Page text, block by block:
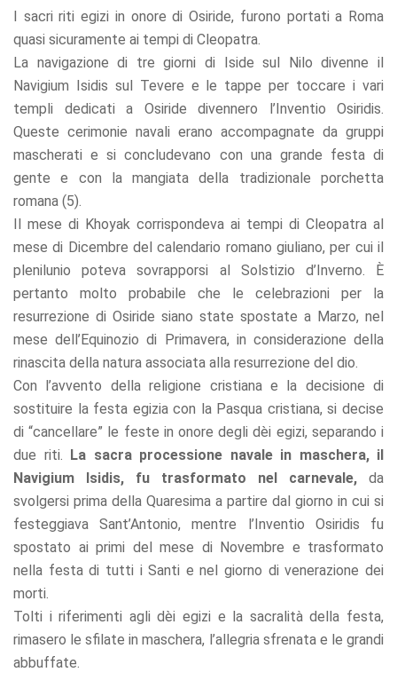
I sacri riti egizi in onore di Osiride, furono portati a Roma
quasi sicuramente ai tempi di Cleopatra.
La navigazione di tre giorni di Iside sul Nilo divenne il
Navigium Isidis sul Tevere e le tappe per toccare i vari
templi dedicati a Osiride divennero l’Inventio Osiridis.
Queste cerimonie navali erano accompagnate da gruppi
mascherati e si concludevano con una grande festa di
gente e con la mangiata della tradizionale porchetta
romana (5).
Il mese di Khoyak corrispondeva ai tempi di Cleopatra al
mese di Dicembre del calendario romano giuliano, per cui il
plenilunio poteva sovrapporsi al Solstizio d’Inverno. È
pertanto molto probabile che le celebrazioni per la
resurrezione di Osiride siano state spostate a Marzo, nel
mese dell’Equinozio di Primavera, in considerazione della
rinascita della natura associata alla resurrezione del dio.
Con l’avvento della religione cristiana e la decisione di
sostituire la festa egizia con la Pasqua cristiana, si decise
di “cancellare” le feste in onore degli dèi egizi, separando i
due riti.
La sacra processione navale in maschera, il
Navigium Isidis, fu trasformato nel carnevale, da
svolgersi prima della Quaresima a partire dal giorno in cui si
festeggiava Sant’Antonio, mentre l’Inventio Osiridis fu
spostato ai primi del mese di Novembre e trasformato
nella festa di tutti i Santi e nel giorno di venerazione dei
morti.
Tolti i riferimenti agli dèi egizi e la sacralità della festa,
rimasero le sfilate in maschera, l’allegria sfrenata e le grandi
abbuffate.